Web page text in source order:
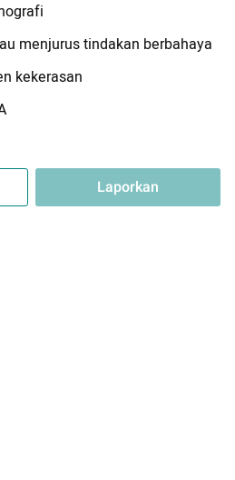
menjurus tindakan berbahaya
kekerasan
Laporkan